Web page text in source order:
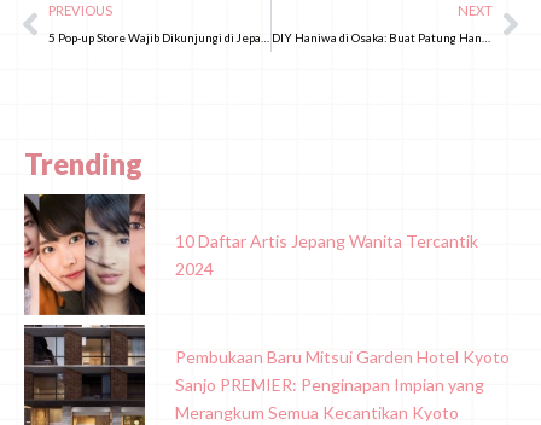
PREVIOUS NEXT
Trending
10 Daftar Artis Jepang Wanita Tercantik
2024
Pembukaan Baru Mitsui Garden Hotel Kyoto
Sanjo PREMIER: Penginapan Impian yang
Merangkum Semua Kecantikan Kyoto